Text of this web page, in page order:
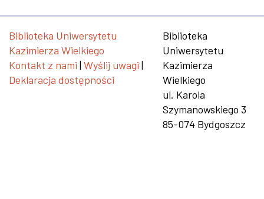
Biblioteka Uniwersytetu
Kazimierza Wielkiego
Kontakt z nami | Wyślij uwagi |
Deklaracja dostępności
Biblioteka
Uniwersytetu
Kazimierza
Wielkiego
ul. Karola
Szymanowskiego 3
85-074 Bydgoszcz